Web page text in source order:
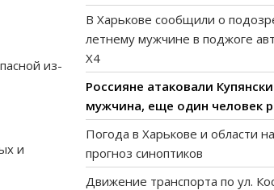
из-
и
В Харькове сообщили о
летнему мужчине в поджоге
X4
Россияне атаковали
мужчина, еще один человек
Погода в Харькове и области
прогноз синоптиков
Движение транспорта по ул.